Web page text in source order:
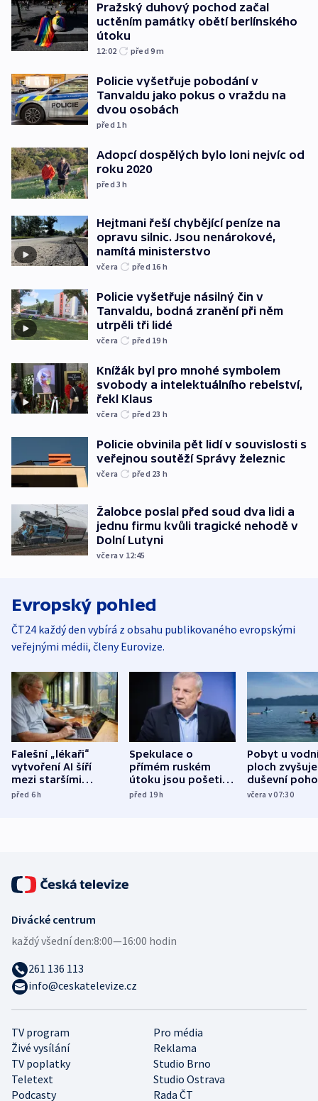
Pražský duhový pochod začal
uctěním památky obětí berlínského
útoku
12:02 před 9m
Policie vyšetřuje pobodání v
Tanvaldu jako pokus o vraždu na
dvou osobách
před 1h
Adopcí dospělých bylo loni nejvíc od
roku 2020
před 3h
Hejtmani řeší chybějící peníze na
opravu silnic. Jsou nenárokové,
namítá ministerstvo
včera před 16 h
Policie vyšetřuje násilný čin v
Tanvaldu, bodná zranění při něm
utrpěli tři lidé
včera před 19 h
Knížák byl pro mnohé symbolem
svobody a intelektuálního rebelství,
řekl Klaus
včera před 23 h
Policie obvinila pět lidí v souvislosti s
veřejnou soutěží Správy železnic
včera před 23 h
Žalobce poslal před soud dva lidi a
jednu firmu kvůli tragické nehodě v
Dolní Lutyni
včera v 12:45
Evropský pohled
ČT24 každý den vybírá z obsahu publikovaného evropskými
veřejnými médii, členy Eurovize.
Falešní „lékaři“
vytvoření AI šíří
mezi staršími
Poláky nebezpečné
před 6h
Spekulace o
přímém ruském
útoku jsou pošetilé,
míní estonský
před 19h
Pobyt u
ploch zvyšuje
duševní
ukázala
včera v 07:30
TV program
Pro média
Živé vysílání
Reklama
TV poplatky
Studio Brno
Teletext
Studio Ostrava
Podcasty
Rada ČT
Divácké centrum
každý všední den:8:00—16:00 hodin
261 136 113
info@ceskatelevize.cz